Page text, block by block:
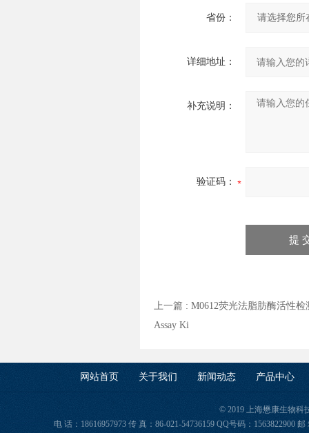
省份：
详细地址：
补充说明：
验证码：
上一篇 : M0612荧光法脂肪酶活性
Assay Ki
网站首页 关于我们 新闻动态 产品中心
© 2019 上海懋康生物科
电 话：18616957973 传 真：86-021-54736159 QQ号码：1563822900